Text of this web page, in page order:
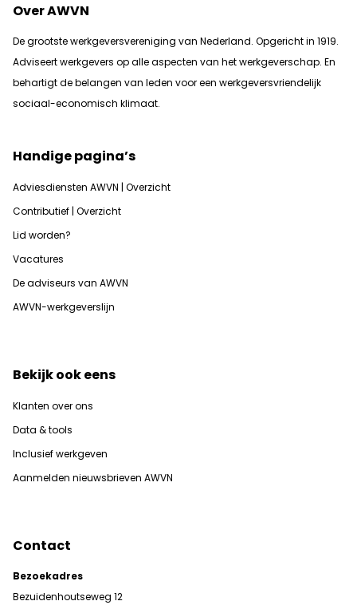
Over AWVN
De grootste werkgeversvereniging van Nederland. Opgericht in 1919.
Adviseert werkgevers op alle aspecten van het werkgeverschap. En
behartigt de belangen van leden voor een werkgeversvriendelijk
sociaal-economisch klimaat.
Handige pagina’s
Adviesdiensten AWVN | Overzicht
Contributief | Overzicht
Lid worden?
Vacatures
De adviseurs van AWVN
AWVN-werkgeverslijn
Bekijk ook eens
Klanten over ons
Data & tools
Inclusief werkgeven
Aanmelden nieuwsbrieven AWVN
Contact
Bezoekadres
Bezuidenhoutseweg 12